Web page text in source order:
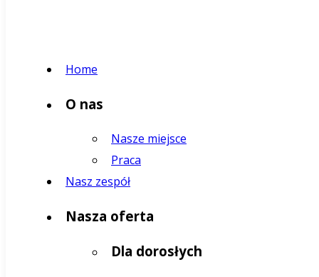
Home
O nas
Nasze miejsce
Praca
Nasz zespół
Nasza oferta
Dla dorosłych